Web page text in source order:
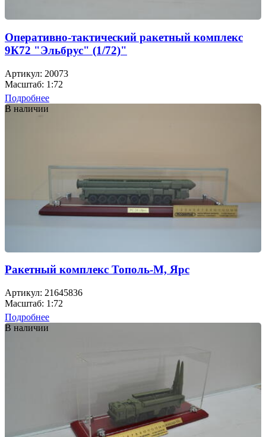
Оперативно-тактический ракетный комплекс
9К72 "Эльбрус" (1/72)"
Артикул: 20073
Масштаб: 1:72
Подробнее
В наличии
Ракетный комплекс Тополь-М, Ярс
Артикул: 21645836
Масштаб: 1:72
Подробнее
В наличии